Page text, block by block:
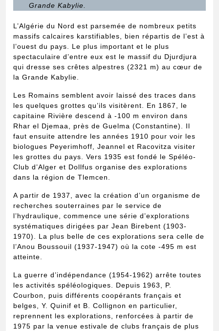
Grande Kabylie.
L’Algérie du Nord est parsemée de nombreux petits
massifs calcaires karstifiables, bien répartis de l’est à
l’ouest du pays. Le plus important et le plus
spectaculaire d’entre eux est le massif du Djurdjura
qui dresse ses crêtes alpestres (2321 m) au cœur de
la Grande Kabylie.
Les Romains semblent avoir laissé des traces dans
les quelques grottes qu’ils visitèrent. En 1867, le
capitaine Rivière descend à -100 m environ dans
Rhar el Djemaa, près de Guelma (Constantine). Il
faut ensuite attendre les années 1910 pour voir les
biologues Peyerimhoff, Jeannel et Racovitza visiter
les grottes du pays. Vers 1935 est fondé le Spéléo-
Club d’Alger et Dollfus organise des explorations
dans la région de Tlemcen.
A partir de 1937, avec la création d’un organisme de
recherches souterraines par le service de
l’hydraulique, commence une série d’explorations
systématiques dirigées par Jean Birebent (1903-
1970). La plus belle de ces explorations sera celle de
l’Anou Boussouil (1937-1947) où la cote -495 m est
atteinte.
La guerre d’indépendance (1954-1962) arrête toutes
les activités spéléologiques. Depuis 1963, P.
Courbon, puis différents coopérants français et
belges, Y. Quinif et B. Collignon en particulier,
reprennent les explorations, renforcées à partir de
1975 par la venue estivale de clubs français de plus